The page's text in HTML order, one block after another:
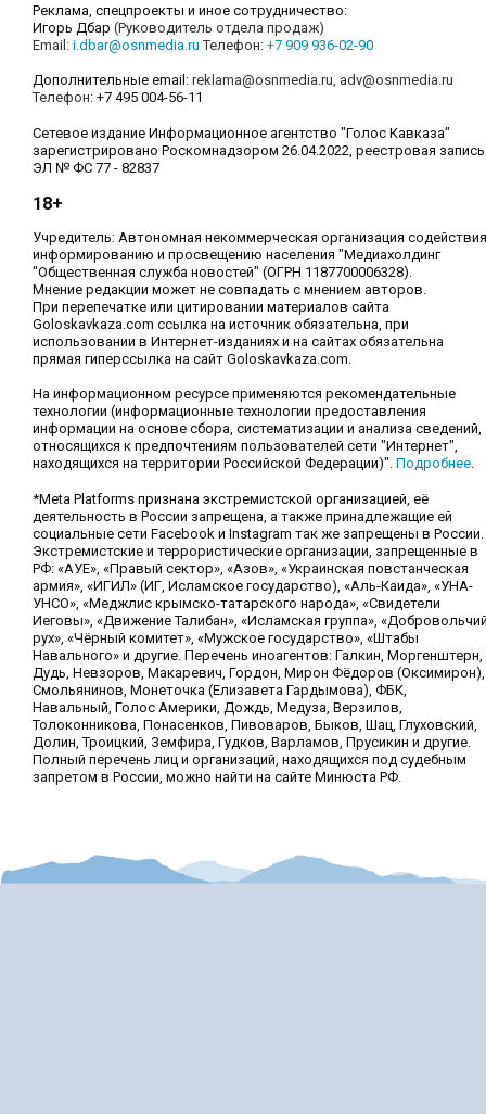
Реклама, спецпроекты и иное сотрудничество:
Игорь Дбар (Руководитель отдела продаж)
Email: i.dbar@osnmedia.ru Телефон: +7 909 936-02-90
Дополнительные email: reklama@osnmedia.ru adv@osnmedia.ru
Телефон: +7 495 004-56-11
Сетевое издание Информационное агентство "Голос Кавказа"
зарегистрировано Роскомнадзором 26.04.2022, реестровая запись
ЭЛ № ФС 77 - 82837
18+
Учредитель: Автономная некоммерческая организация содействия
информированию и просвещению населения "Медиахолдинг
"Общественная служба новостей" (ОГРН 1187700006328).
Мнение редакции может не совпадать с мнением авторов.
При перепечатке или цитировании материалов сайта
Goloskavkaza.com ссылка на источник обязательна, при
использовании в Интернет-изданиях и на сайтах обязательна
прямая гиперссылка на сайт Goloskavkaza.com.
На информационном ресурсе применяются рекомендательные
технологии (информационные технологии предоставления
информации на основе сбора, систематизации и анализа сведений,
относящихся к предпочтениям пользователей сети "Интернет",
находящихся на территории Российской Федерации)". Подробнее
*Meta Platforms признана экстремистской организацией, её
деятельность в России запрещена, а также принадлежащие ей
социальные сети Facebook и Instagram так же запрещены в России.
Экстремистские и террористические организации, запрещенные в
РФ: «АУЕ», «Правый сектор», «Азов», «Украинская повстанческая
армия», «ИГИЛ» (ИГ, Исламское государство), «Аль-Каида», «УНА-
УНСО», «Меджлис крымско-татарского народа», «Свидетели
Иеговы», «Движение Талибан», «Исламская группа»,
рух», «Чёрный комитет», «Мужское государство», «Штабы
Навального» и другие. Перечень иноагентов: Галкин, Моргенштерн,
Дудь, Невзоров, Макаревич, Гордон, Мирон Фёдоров (Оксимирон),
Смольянинов, Монеточка (Елизавета Гардымова), ФБК,
Навальный, Голос Америки, Дождь, Медуза, Верзилов,
Толоконникова, Понасенков, Пивоваров, Быков, Шац, Глуховский,
Долин, Троицкий, Земфира, Гудков, Варламов, Прусикин и другие.
Полный перечень лиц и организаций, находящихся под судебным
запретом в России, можно найти на сайте Минюста РФ.